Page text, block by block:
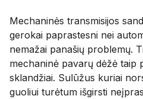
Mechaninės transmisijos
gerokai paprastesni nei
nemažai panašių problemų.
mechaninė pavarų dėžė taip
sklandžiai. Sulūžus kuriai
guoliui turėtum išgirsti